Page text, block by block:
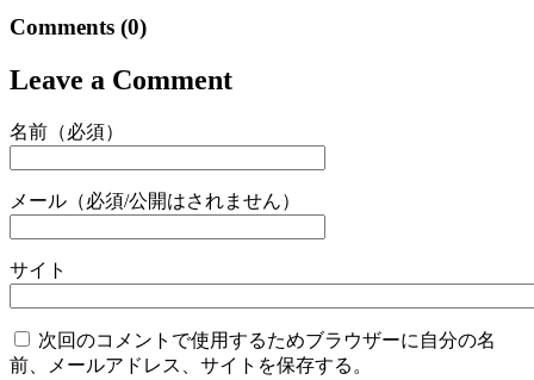
Comments (0)
Leave a Comment
名前（必須）
メール（必須/公開はされません）
サイト
次回のコメントで使用するためブラウザーに自分の名
前、メールアドレス、サイトを保存する。